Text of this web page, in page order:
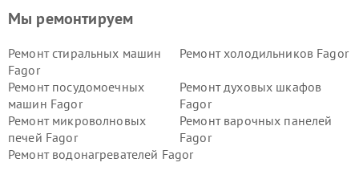
Мы ремонтируем
Ремонт стиральных машин
Fagor
Ремонт холодильников Fagor
Ремонт посудомоечных
машин Fagor
Ремонт духовых шкафов
Fagor
Ремонт микроволновых
печей Fagor
Ремонт варочных панелей
Fagor
Ремонт водонагревателей Fagor